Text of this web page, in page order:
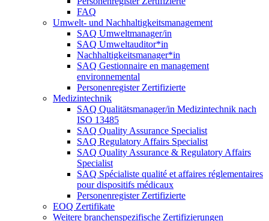
FAQ
Umwelt- und Nachhaltigkeitsmanagement
SAQ Umweltmanager/in
SAQ Umweltauditor*in
Nachhaltigkeitsmanager*in
SAQ Gestionnaire en management
environnemental
Personenregister Zertifizierte
Medizintechnik
SAQ Qualitätsmanager/in Medizintechnik nach
ISO 13485
SAQ Quality Assurance Specialist
SAQ Regulatory Affairs Specialist
SAQ Quality Assurance & Regulatory Affairs
Specialist
SAQ Spécialiste qualité et affaires réglementaires
pour dispositifs médicaux
Personenregister Zertifizierte
EOQ Zertifikate
Weitere branchenspezifische Zertifizierungen